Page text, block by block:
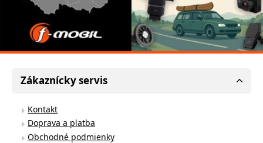
Zákaznícky servis
Kontakt
Doprava a platba
Obchodné podmienky